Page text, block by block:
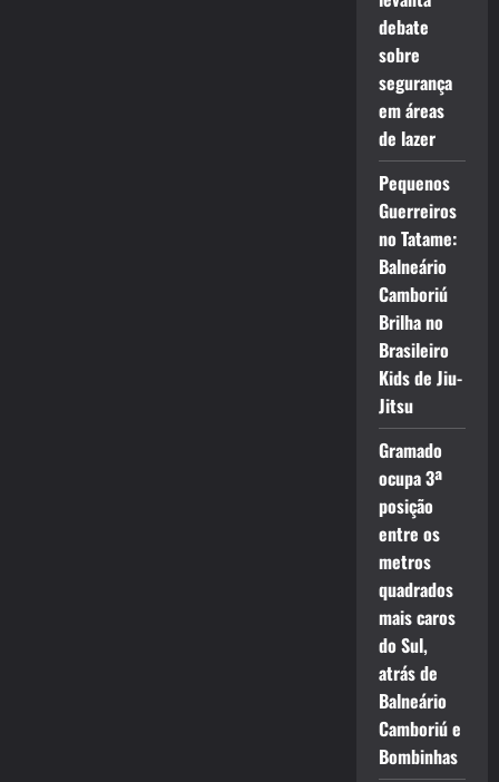
debate
sobre
segurança
em áreas
de lazer
Pequenos
Guerreiros
no Tatame:
Balneário
Camboriú
Brilha no
Brasileiro
Kids de Jiu-
Jitsu
Gramado
ocupa 3ª
posição
entre os
metros
quadrados
mais caros
do Sul,
atrás de
Balneário
Camboriú e
Bombinhas